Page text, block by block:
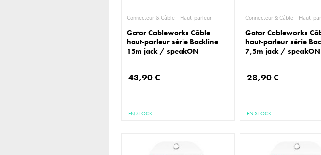
Connecteur & Câble - Haut-parleur
Gator Cableworks Câble
haut-parleur série Backline
15m jack / speakON
43,90 €
EN STOCK
Connecteur & Câble -
Gator Cableworks
haut-parleur série
7,5m jack / speakON
28,90 €
EN STOCK